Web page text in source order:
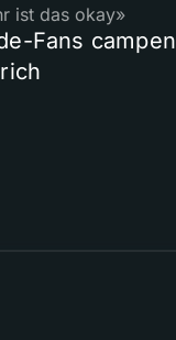
ist das okay»
Fans campen